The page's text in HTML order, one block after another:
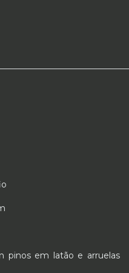
pinos em latão e arruelas